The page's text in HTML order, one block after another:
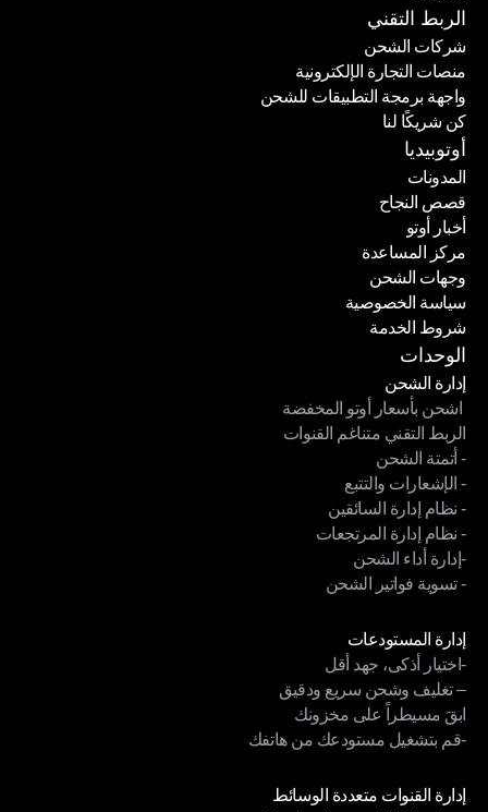
اتصل بنا
الربط التقني
شركات الشحن
شركات الشحن
منصات التجارة الإلكترونية
منصات التجارة الإلكترونية
واجهة برمجة التطبيقات للشحن
واجهة برمجة التطبيقات للشحن
كن شريكًا لنا
كن شريكًا لنا
أوتوبيديا
المدونات
المدونات
قصص النجاح
قصص النجاح
أخبار أوتو
أخبار أوتو
مركز المساعدة
مركز المساعدة
وجهات الشحن
وجهات الشحن
سياسة الخصوصية
سياسة الخصوصية
شروط الخدمة
شروط الخدمة
الوحدات
إدارة الشحن
إدارة الشحن
اشحن بأسعار أوتو المخفضة
اشحن بأسعار أوتو المخفضة
الربط التقني متناغم القنوات
الربط التقني متناغم القنوات
- أتمتة الشحن
- أتمتة الشحن
- الإشعارات والتتبع
- الإشعارات والتتبع
- نظام إدارة السائقين
- نظام إدارة السائقين
- نظام إدارة المرتجعات
- نظام إدارة المرتجعات
-إدارة أداء الشحن
-إدارة أداء الشحن
- تسوية فواتير الشحن
إدارة المستودعات
إدارة المستودعات
-اختيار أذكى، جهد أقل
-اختيار أذكى، جهد أقل
– تغليف وشحن سريع ودقيق
– تغليف وشحن سريع ودقيق
ابقَ مسيطراً على مخزونك
ابقَ مسيطراً على مخزونك
-قم بتشغيل مستودعك من هاتفك
إدارة القنوات متعددة الوسائط